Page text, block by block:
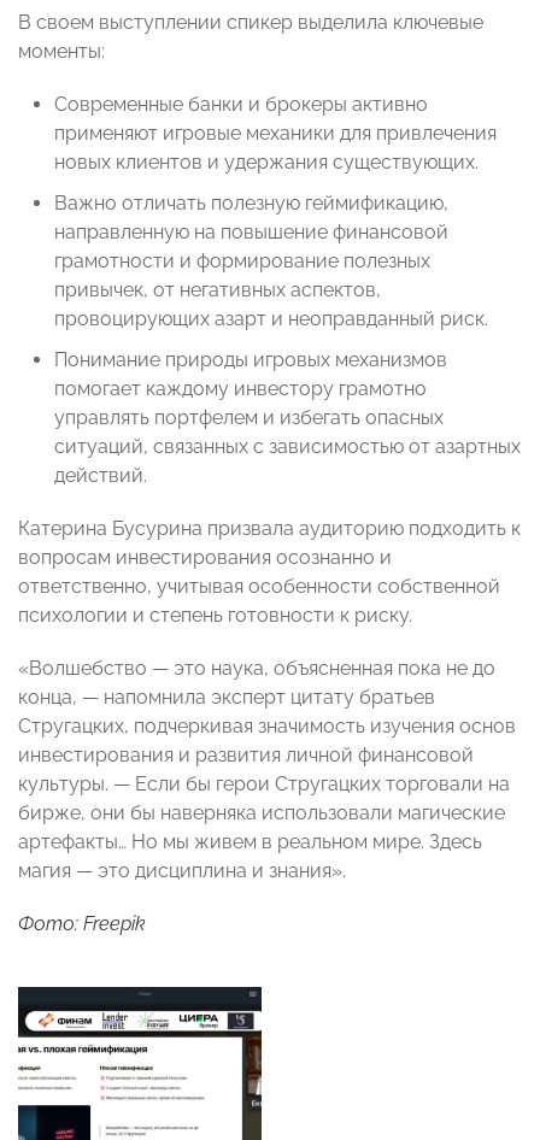
В своем выступлении спикер выделила ключевые
моменты:
Современные банки и брокеры активно
применяют игровые механики для привлечения
новых клиентов и удержания существующих.
Важно отличать полезную геймификацию,
направленную на повышение финансовой
грамотности и формирование полезных
привычек, от негативных аспектов,
провоцирующих азарт и неоправданный риск.
Понимание природы игровых механизмов
помогает каждому инвестору грамотно
управлять портфелем и избегать опасных
ситуаций, связанных с зависимостью от азартных
действий.
Катерина Бусурина призвала аудиторию подходить к
вопросам инвестирования осознанно и
ответственно, учитывая особенности собственной
психологии и степень готовности к риску.
«Волшебство — это наука, объясненная пока не до
конца, — напомнила эксперт цитату братьев
Стругацких, подчеркивая значимость изучения основ
инвестирования и развития личной финансовой
культуры. — Если бы герои Стругацких торговали на
бирже, они бы наверняка использовали магические
артефакты… Но мы живем в реальном мире. Здесь
магия — это дисциплина и знания».
Фото: Freepik